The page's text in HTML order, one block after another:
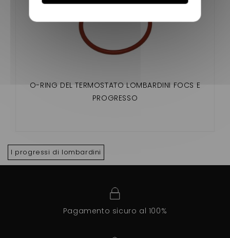
O-RING DEL TERMOSTATO LOMBARDINI FOCS E
PROGRESSO
I progressi di lombardini
Pagamento sicuro al 100%